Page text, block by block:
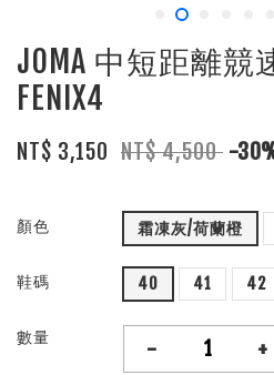
JOMA 中短距離
FENIX4
NT$ 3,150 NT$ 4,500 -
顏色 霜凍灰/荷蘭橙
鞋碼 40 41 42
數量 - +